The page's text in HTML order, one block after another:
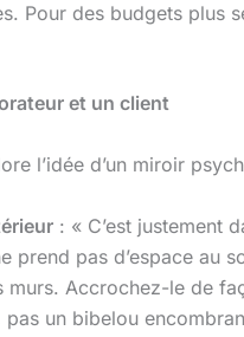
Pour des budgets plus
et un client
l’idée d’un miroir
: « C’est justement
prend pas d’espace au
Accrochez-le de
pas un bibelou